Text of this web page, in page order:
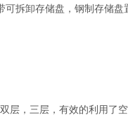
拆卸存储盘，钢制存储盘
层，三层，有效的利用了